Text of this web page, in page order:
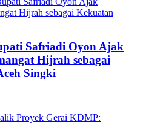
Safriadi Oyon Ajak
Hijrah sebagai
Singki